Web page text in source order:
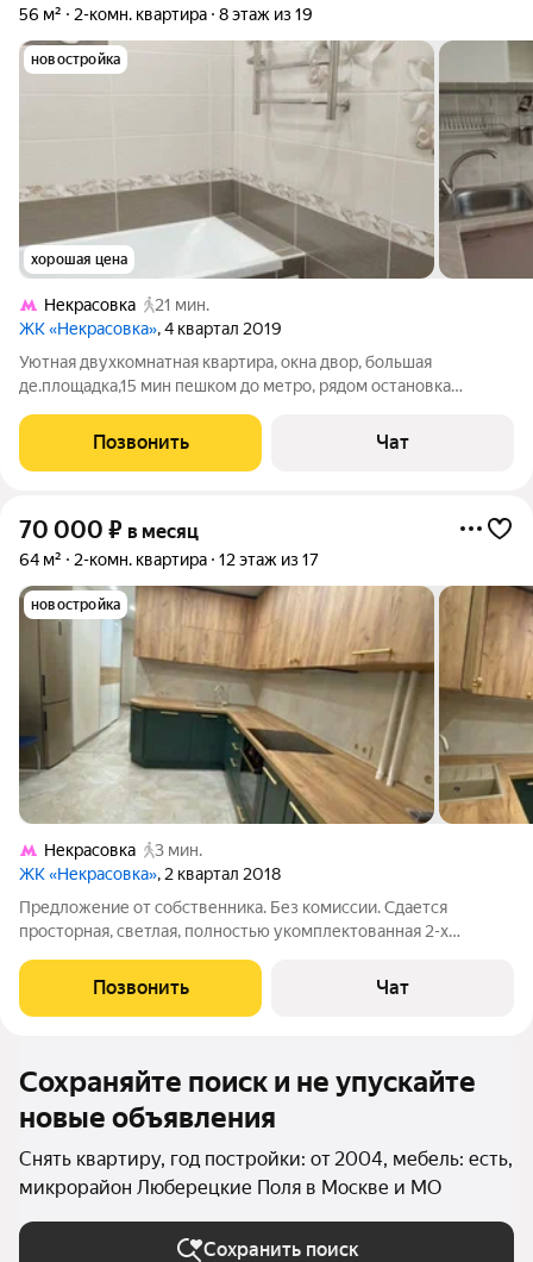
56 м² 2-комн. квартира 8 этаж из 19
новостройка
хорошая цена
Некрасовка
21 мин.
ЖК «Некрасовка», 4 квартал 2019
Уютная двухкомнатная квартира, окна двор, большая
де.площадка,15 мин пешком до метро, рядом остановка
Стиральная машина, кондиционер, телевизор.БЕЗ
ЖИВОТНЫХ!!!.Ответственной добропорядочной
Позвонить Чат
70 000 ₽ в месяц
64 м² 2-комн. квартира 12 этаж из 17
новостройка
Некрасовка
3 мин.
ЖК «Некрасовка», 2 квартал 2018
Предложение от собственника. Без комиссии. Сдается
просторная, светлая, полностью укомплектованная 2-х
месяцев. 3 минуты ходьбы от метро. В квартире есть все для
комфортного проживания.
Позвонить Чат
Сохраняйте поиск и не упускайте
новые объявления
Снять квартиру, год постройки: от 2004, мебель: есть,
микрорайон Люберецкие Поля в Москве и МО
Сохранить поиск